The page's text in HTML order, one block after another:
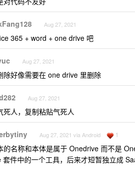
Aug 27, 2021
365 + word + one drive 吧
Aug 27, 2021
除好像需要在 one drive 里删除
Aug 27, 2021
死人，复制粘贴气死人
Aug 27, 2021 via Android 1
的名称和本体是属于 Onedrive 而不是
套件中的一个工具，后来才短暂独立成